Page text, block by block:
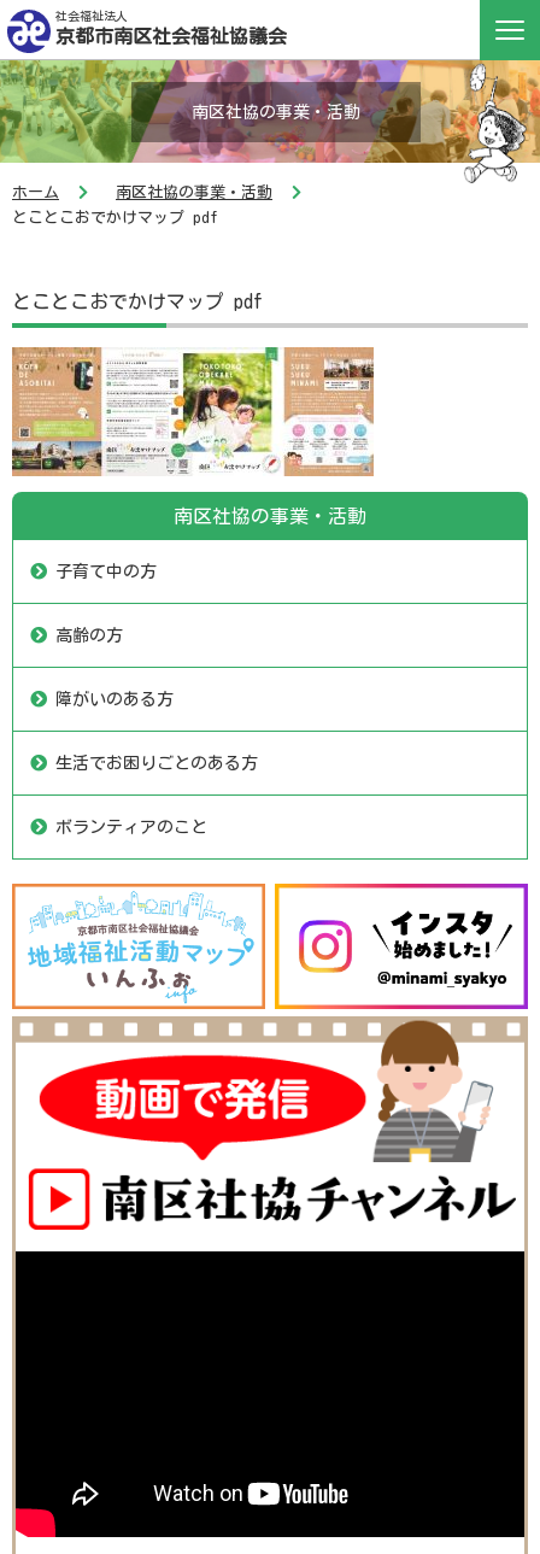
社会福祉法人
京都市南区社会福祉協議会
南区社協の事業・活動
ホーム
南区社協の事業・活動
とことこおでかけマップ pdf
とことこおでかけマップ pdf
南区社協の事業・活動
子育て中の方
高齢の方
障がいのある方
生活でお困りごとのある方
ボランティアのこと